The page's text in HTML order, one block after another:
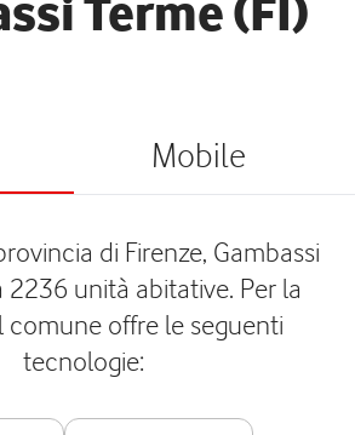
Terme (FI)
Mobile
di Firenze, Gambassi
2236 unità abitative. Per la
comune offre le seguenti
tecnologie: